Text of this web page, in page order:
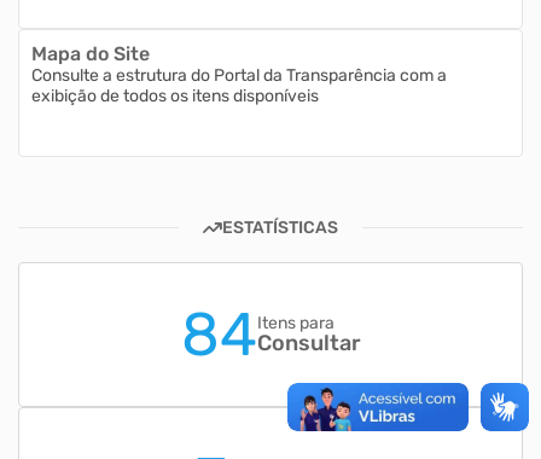
Mapa do Site
Consulte a estrutura do Portal da Transparência com a
exibição de todos os itens disponíveis
ESTATÍSTICAS
84Itens para
Consultar